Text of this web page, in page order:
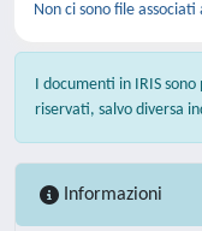
Non ci sono file
I documenti in IRIS
riservati, salvo diversa
Informazioni